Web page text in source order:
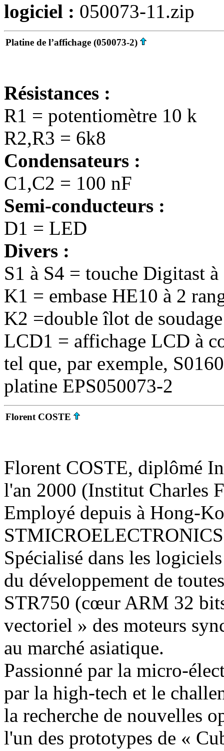
logiciel : 050073-11.zip
Platine de l’affichage (050073-2)
Résistances :
R1 = potentiomètre 10 k
R2,R3 = 6k8
Condensateurs :
C1,C2 = 100 nF
Semi-conducteurs :
D1 = LED
Divers :
S1 à S4 = touche Digitast
K1 = embase HE10 à 2
K2 =double îlot de soudage
LCD1 = affichage LCD à
tel que, par exemple,
platine EPS050073-2
Florent COSTE
Florent COSTE, diplômé
l'an 2000 (Institut Charles
Employé depuis à Hong-
Spécialisé dans les
du développement de
STR750 (cœur ARM 32
vectoriel » des moteurs
au marché asiatique.
Passionné par la micro-
par la high-tech et le
la recherche de nouvelles
l'un des prototypes de «